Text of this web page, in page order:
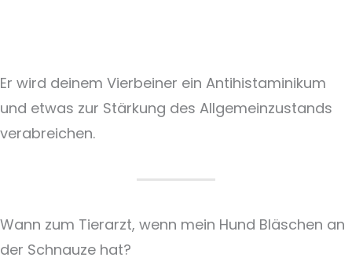
Er wird deinem Vierbeiner ein Antihistaminikum
und etwas zur Stärkung des Allgemeinzustands
verabreichen.
Wann zum Tierarzt, wenn mein Hund Bläschen an
der Schnauze hat?